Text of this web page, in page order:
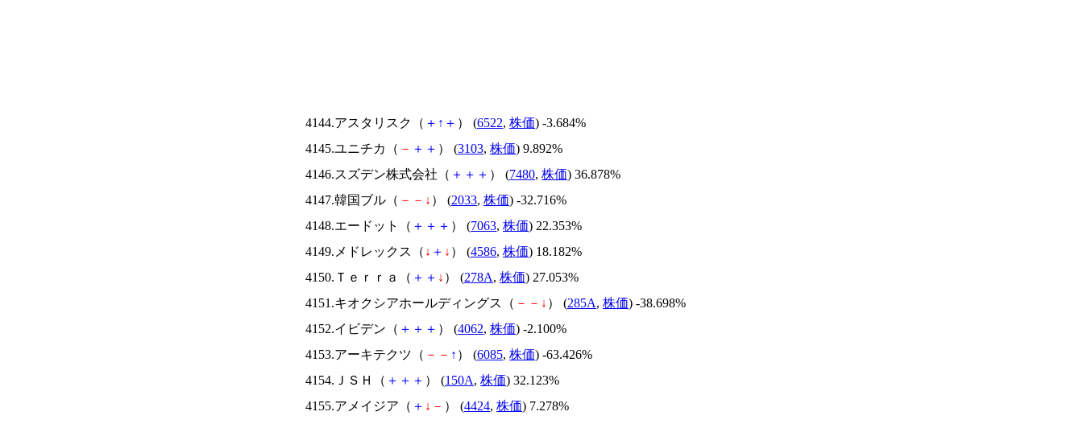
4144.アスタリスク（ ＋ ↑ ＋ ） (6522, 株価) -3.684%
4145.ユニチカ（ － ＋ ＋ ） (3103, 株価) 9.892%
4146.スズデン株式会社（ ＋ ＋ ＋ ） (7480, 株価) 36.878%
4147.韓国ブル（ － － ↓ ） (2033, 株価) -32.716%
4148.エードット（ ＋ ＋ ＋ ） (7063, 株価) 22.353%
4149.メドレックス（ ↓ ＋ ↓ ） (4586, 株価) 18.182%
4150.Ｔｅｒｒａ（ ＋ ＋ ↓ ） (278A, 株価) 27.053%
4151.キオクシアホールディングス（ － － ↓ ） (285A, 株価) -38.698%
4152.イビデン（ ＋ ＋ ＋ ） (4062, 株価) -2.100%
4153.アーキテクツ（ － － ↑ ） (6085, 株価) -63.426%
4154.ＪＳＨ（ ＋ ＋ ＋ ） (150A, 株価) 32.123%
4155.アメイジア（ ＋ ↓ － ） (4424, 株価) 7.278%